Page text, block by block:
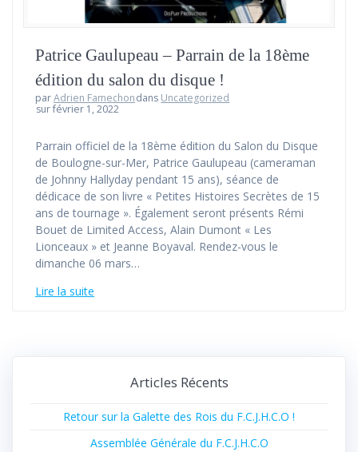
Patrice Gaulupeau – Parrain de la 18ème
édition du salon du disque !
parAdrien Famechondans Uncategorized
sur février 1, 2022
Parrain officiel de la 18ème édition du Salon du Disque
de Boulogne-sur-Mer, Patrice Gaulupeau (cameraman
de Johnny Hallyday pendant 15 ans), séance de
dédicace de son livre « Petites Histoires Secrètes de 15
ans de tournage ». Également seront présents Rémi
Bouet de Limited Access, Alain Dumont « Les
Lionceaux » et Jeanne Boyaval. Rendez-vous le
dimanche 06 mars…
Lire la suite
Articles Récents
Retour sur la Galette des Rois du F.C.J.H.C.O !
Assemblée Générale du F.C.J.H.C.O